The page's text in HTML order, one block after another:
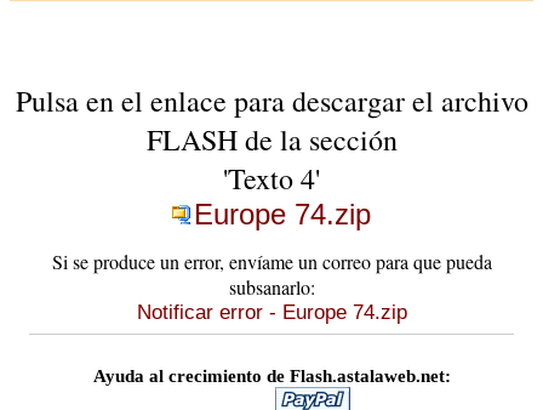
Pulsa en el enlace para descargar el archivo
FLASH de la sección
'Texto 4'
Europe 74.zip
Si se produce un error, envíame un correo para que pueda
subsanarlo:
Notificar error - Europe 74.zip
Ayuda al crecimiento de Flash.astalaweb.net: